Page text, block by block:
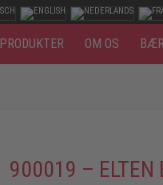
PRODUKTER OM OS
900019 – ELTEN